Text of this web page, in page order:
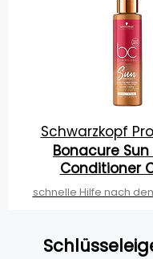
Schwarzkopf
Bonacure
Conditioner
schnelle Hilfe nach